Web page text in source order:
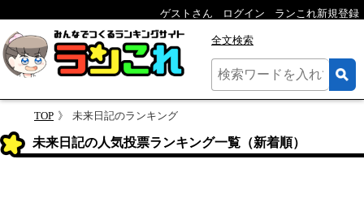
ゲストさん ログイン ランこれ新規登録
全文検索
TOP 未来日記のランキング
未来日記の人気投票ランキング一覧（新着順）